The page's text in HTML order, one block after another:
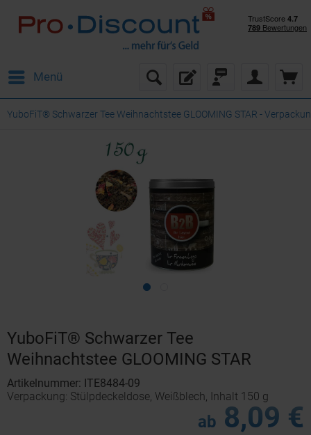
Menü
YuboFiT® Schwarzer Tee Weihnachtstee GLOOMING STAR -
YuboFiT® Schwarzer Tee
Weihnachtstee GLOOMING STAR
Artikelnummer: ITE8484-09
Verpackung: Stülpdeckeldose, Weißblech, Inhalt 150 g
ab 8,09 €